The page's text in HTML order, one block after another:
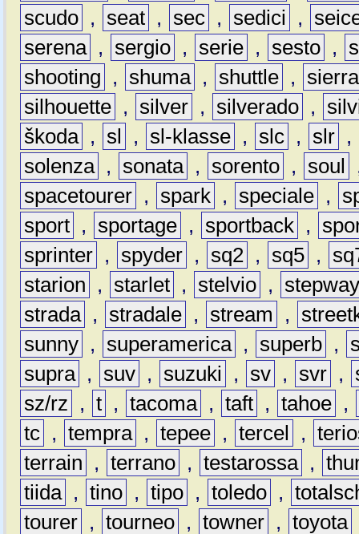
scudo , seat , sec , sedici ,
serena , sergio , serie , sesto ,
shooting
, shuma , shuttle ,
sierra
silhouette , silver , silverado ,
škoda , sl , sl-klasse , slc , slr ,
solenza , sonata , sorento , soul
spacetourer , spark , speciale ,
sport , sportage , sportback ,
sprinter , spyder , sq2 , sq5 ,
starion
, starlet , stelvio ,
strada , stradale , stream ,
sunny , superamerica , superb ,
supra , suv , suzuki , sv , svr ,
sz/rz
, t , tacoma , taft , tahoe ,
tc , tempra , tepee , tercel ,
terrain
, terrano , testarossa ,
tiida , tino , tipo , toledo ,
tourer , tourneo , towner , toyota